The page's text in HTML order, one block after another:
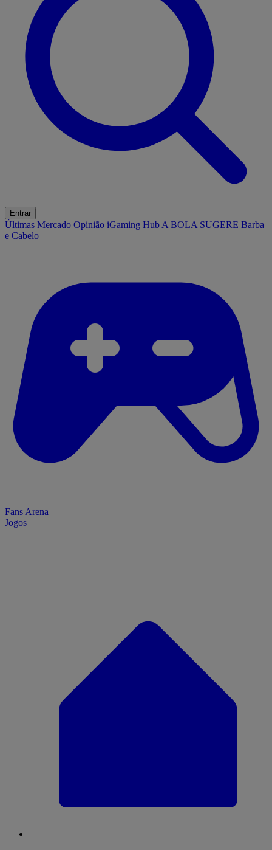
Entrar
Últimas Mercado Opinião iGaming Hub A BOLA SUGERE Barba
e Cabelo
Fans Arena
Jogos